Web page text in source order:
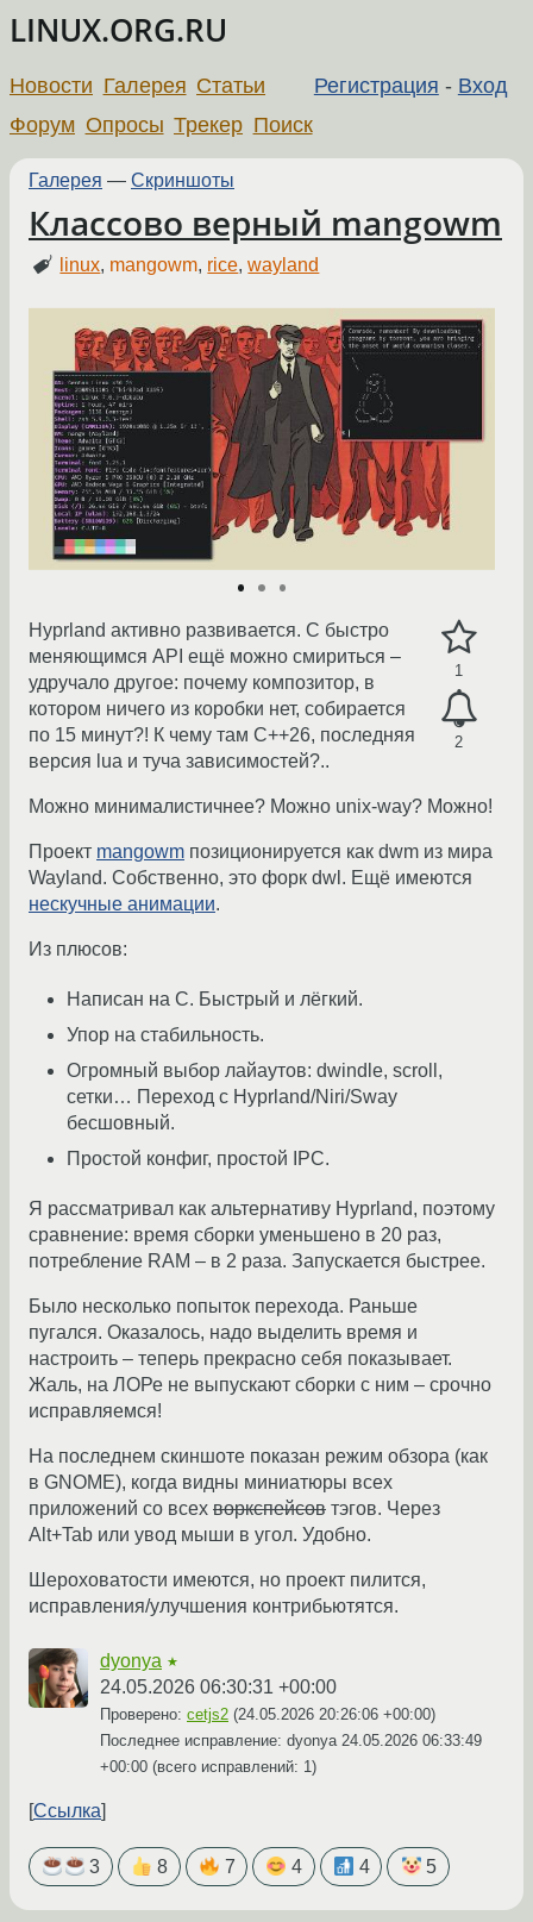
LINUX.ORG.RU
Регистрация - Вход
Новости Галерея Статьи
Форум Опросы Трекер Поиск
Галерея — Скриншоты
Классово верный mangowm
linux, mangowm, rice,wayland
1
2
Hyprland активно развивается. С быстро
меняющимся API ещё можно смириться –
удручало другое: почему композитор, в
котором ничего из коробки нет, собирается
по 15 минут?! К чему там C++26, последняя
версия lua и туча зависимостей?..
Можно минималистичнее? Можно unix-way? Можно!
Проект mangowm позиционируется как dwm из мира
Wayland. Собственно, это форк dwl. Ещё имеются
нескучные анимации.
Из плюсов:
Написан на С. Быстрый и лёгкий.
Упор на стабильность.
Огромный выбор лайаутов: dwindle, scroll,
сетки… Переход с Hyprland/Niri/Sway
бесшовный.
Простой конфиг, простой IPC.
Я рассматривал как альтернативу Hyprland, поэтому
сравнение: время сборки уменьшено в 20 раз,
потребление RAM – в 2 раза. Запускается быстрее.
Было несколько попыток перехода. Раньше
пугался. Оказалось, надо выделить время и
настроить – теперь прекрасно себя показывает.
Жаль, на ЛОРе не выпускают сборки с ним – срочно
исправляемся!
На последнем скиншоте показан режим обзора (как
в GNOME), когда видны миниатюры всех
приложений со всех воркспейсов тэгов. Через
Alt+Tab или увод мыши в угол. Удобно.
Шероховатости имеются, но проект пилится,
исправления/улучшения контрибьютятся.
dyonya ★
24.05.2026 06:30:31 +00:00
Проверено: cetjs2 (24.05.2026 20:26:06 +00:00)
Последнее исправление: dyonya 24.05.2026 06:33:49
+00:00 (всего исправлений: 1)
Ссылка
3 8 7 4 4 5